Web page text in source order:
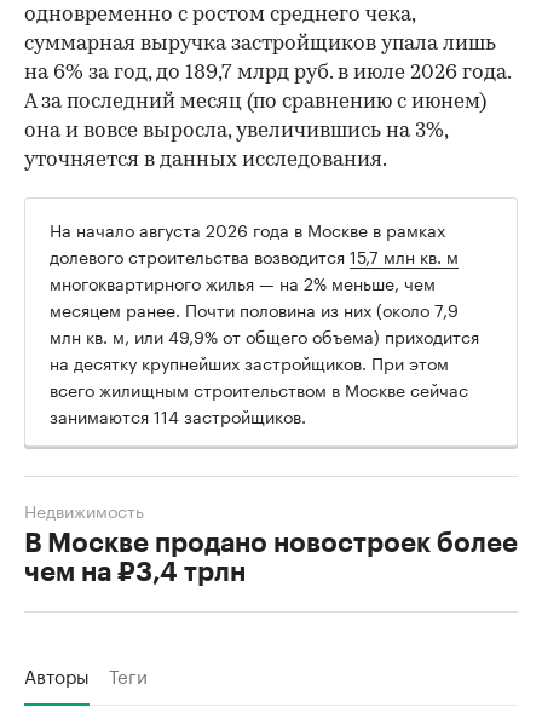
одновременно с ростом среднего чека,
суммарная выручка застройщиков упала лишь
на 6% за год, до 189,7 млрд руб. в июле 2026 года.
А за последний месяц (по сравнению с июнем)
она и вовсе выросла, увеличившись на 3%,
уточняется в данных исследования.
На начало августа 2026 года в Москве в рамках
долевого строительства возводится15,7 млн кв. м
многоквартирного жилья — на 2% меньше, чем
месяцем ранее. Почти половина из них (около 7,9
млн кв. м, или 49,9% от общего объема) приходится
на десятку крупнейших застройщиков. При этом
всего жилищным строительством в Москве сейчас
занимаются 114 застройщиков.
В Москве продано новостроек более
чем на ₽3,4 трлн
Недвижимость
Авторы Теги